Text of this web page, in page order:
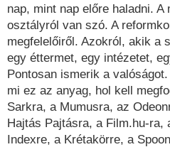
nap, mint nap előre haladni.
osztályról van szó. A
megfelelőiről. Azokról, akik a
egy éttermet, egy intézetet,
Pontosan ismerik a
mi ez az anyag, hol kell
Sarkra, a Mumusra, az
Hajtás Pajtásra, a Film.hu-
Indexre, a Krétakörre, a